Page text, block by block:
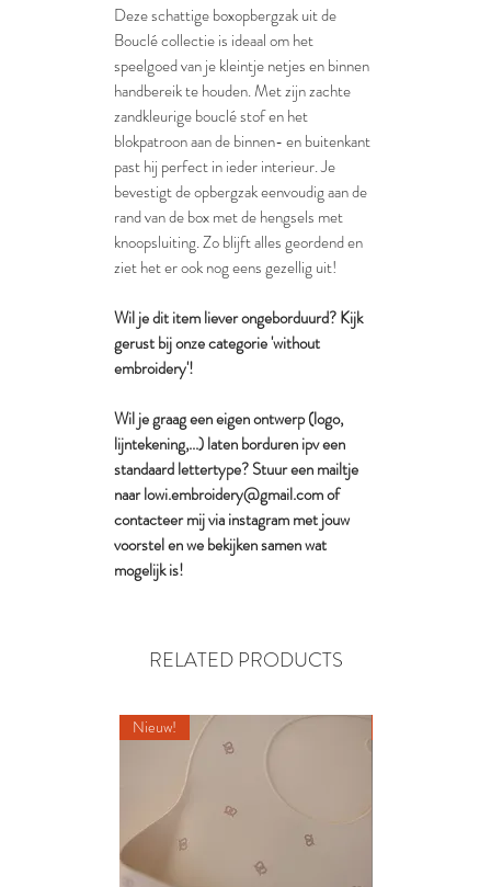
Deze schattige boxopbergzak uit de
Bouclé collectie is ideaal om het
speelgoed van je kleintje netjes en binnen
handbereik te houden. Met zijn zachte
zandkleurige bouclé stof en het
blokpatroon aan de binnen- en buitenkant
past hij perfect in ieder interieur. Je
bevestigt de opbergzak eenvoudig aan de
rand van de box met de hengsels met
knoopsluiting. Zo blijft alles geordend en
ziet het er ook nog eens gezellig uit!
Wil je dit item liever ongeborduurd? Kijk
gerust bij onze categorie 'without
embroidery'!
Wil je graag een eigen ontwerp (logo,
lijntekening,...) laten borduren ipv een
standaard lettertype? Stuur een mailtje
naar lowi.embroidery@gmail.com of
contacteer mij via instagram met jouw
voorstel en we bekijken samen wat
mogelijk is!
RELATED PRODUCTS
Nieuw!